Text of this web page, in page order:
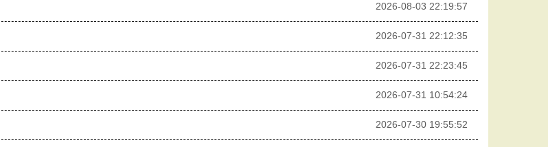
2026-08-03 22:19:57
2026-07-31 22:12:35
2026-07-31 22:23:45
2026-07-31 10:54:24
2026-07-30 19:55:52